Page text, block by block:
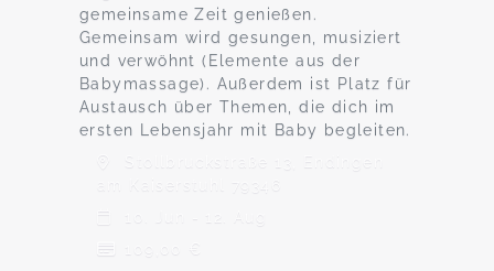
gemeinsame Zeit genießen.
Gemeinsam wird gesungen, musiziert
und verwöhnt (Elemente aus der
Babymassage). Außerdem ist Platz für
Austausch über Themen, die dich im
ersten Lebensjahr mit Baby begleiten.
Stollbruckstraße 13, Endingen
am Kaiserstuhl 79346
10. Jun - 12. Aug
109,00 €